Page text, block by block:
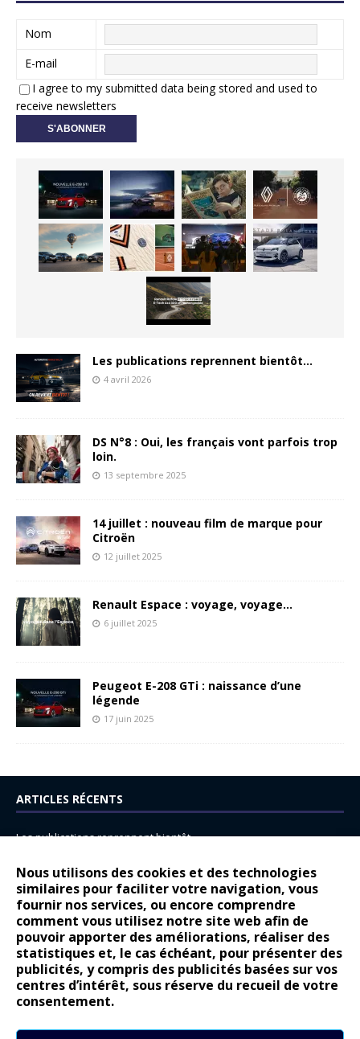
Nous utilisons des cookies et des technologies
similaires pour faciliter votre navigation, vous
fournir nos services, ou encore comprendre
comment vous utilisez notre site web afin de
pouvoir apporter des améliorations, réaliser des
statistiques et, le cas échéant, pour présenter des
publicités, y compris des publicités basées sur vos
centres d’intérêt, sous réserve du recueil de votre
consentement.
Nom
E-mail
I agree to my submitted data being stored and used to
receive newsletters
Les publications reprennent bientôt…
4 avril 2026
DS N°8 : Oui, les français vont parfois trop
loin.
13 septembre 2025
14 juillet : nouveau film de marque pour
Citroën
12 juillet 2025
Renault Espace : voyage, voyage…
6 juillet 2025
Peugeot E-208 GTi : naissance d’une
légende
17 juin 2025
ARTICLES RÉCENTS
Les publications reprennent bientôt…
14 juillet : nouveau film de marque pour Citroën
Renault Espace : voyage, voyage…
Peugeot E-208 GTi : naissance d’une légende
COMMENTAIRES RÉCENTS
Bernard Dardartdans
Gilly